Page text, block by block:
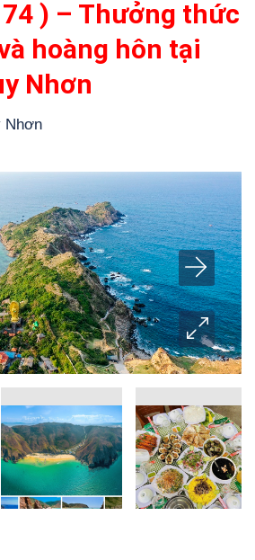
) – Thưởng thức
hoàng hôn tại
Nhơn
Nhơn